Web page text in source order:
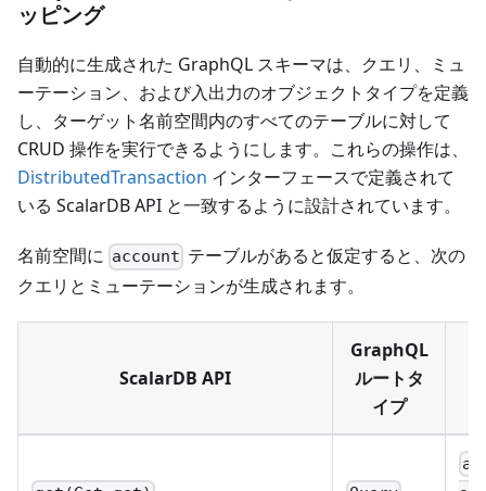
ッピング
自動的に生成された GraphQL スキーマは、クエリ、ミュ
ーテーション、および入出力のオブジェクトタイプを定義
し、ターゲット名前空間内のすべてのテーブルに対して
CRUD 操作を実行できるようにします。これらの操作は、
DistributedTransaction インターフェースで定義されて
いる ScalarDB API と一致するように設計されています。
名前空間に account テーブルがあると仮定すると、次の
クエリとミューテーションが生成されます。
ScalarDB API
GraphQL
ルートタ
イプ